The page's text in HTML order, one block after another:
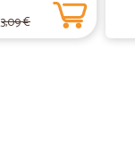
3,09 €